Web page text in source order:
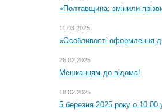
«Полтавщина: змінили
11.03.2025
«Особливості оформлення
26.02.2025
Мешканцям до відома!
18.02.2025
5 березня 2025 року о 10.00